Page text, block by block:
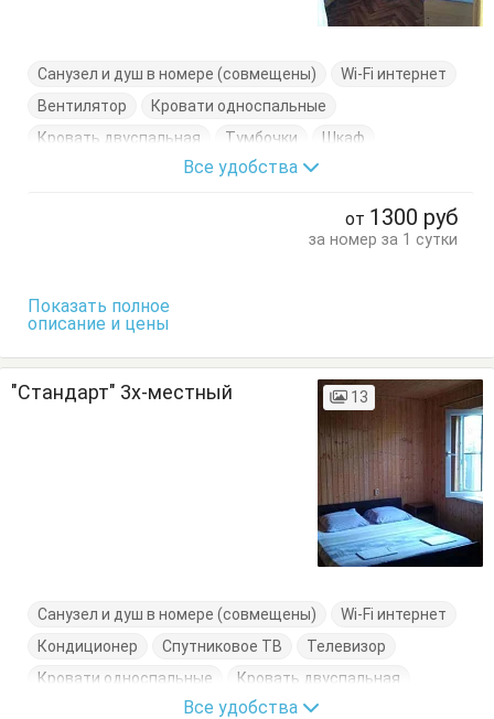
Санузел и душ в номере (совмещены)
Wi-Fi интернет
Вентилятор
Кровати односпальные
Кровать двуспальная
Тумбочки Шкаф
Все удобства
от 1300 руб
за номер за 1 сутки
Показать полное
описание и цены
"Стандарт" 3х-местный 13
Санузел и душ в номере (совмещены)
Wi-Fi интернет
Кондиционер
Спутниковое ТВ
Телевизор
Кровати односпальные
Кровать двуспальная
Все удобства